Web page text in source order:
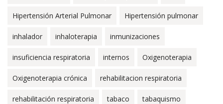
Hipertensión Arterial Pulmonar Hipertensión pulmonar
inhalador inhaloterapia inmunizaciones
insuficiencia respiratoria internos Oxigenoterapia
Oxigenoterapia crónica rehabilitacion respiratoria
rehabilitación respiratoria tabaco tabaquismo